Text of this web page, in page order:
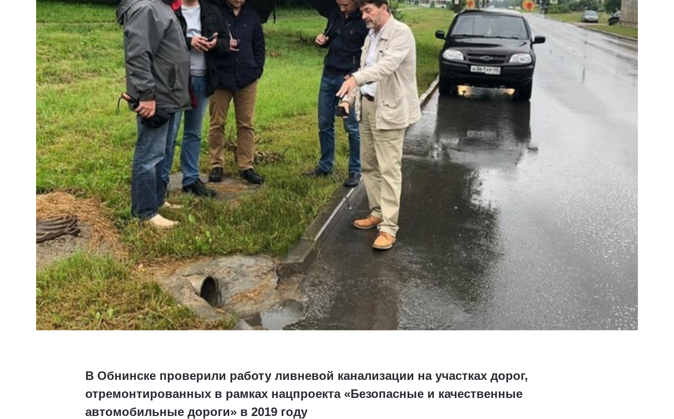
В Обнинске проверили работу ливневой канализации на участках дорог,
отремонтированных в рамках нацпроекта «Безопасные и качественные
автомобильные дороги» в 2019 году